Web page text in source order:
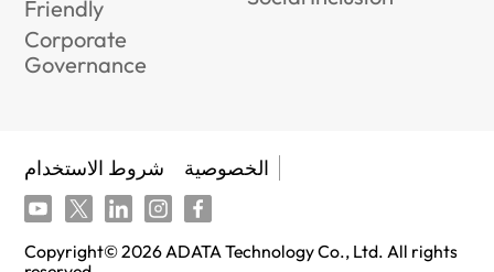
Friendly
Corporate
Governance
Copyright©2026ADATA Technology Co., Ltd. All rights
الخصوصية شروط الاستخدام